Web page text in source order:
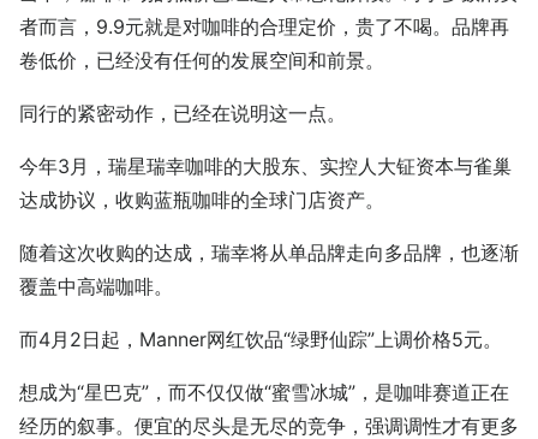
者而言，9.9元就是对咖啡的合理定价，贵了不喝。品牌再
卷低价，已经没有任何的发展空间和前景。
同行的紧密动作，已经在说明这一点。
今年3月，瑞星瑞幸咖啡的大股东、实控人大钲资本与雀巢
达成协议，收购蓝瓶咖啡的全球门店资产。
随着这次收购的达成，瑞幸将从单品牌走向多品牌，也逐渐
覆盖中高端咖啡。
而4月2日起，Manner网红饮品“绿野仙踪”上调价格5元。
想成为“星巴克”，而不仅仅做“蜜雪冰城”，是咖啡赛道正在
经历的叙事。便宜的尽头是无尽的竞争，强调调性才有更多